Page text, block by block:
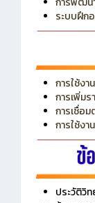
ID Plan
การพัฒน
ระบบฝึก
การใช้ง
การเพิ่มร
การเชื่อม
การใช้งา